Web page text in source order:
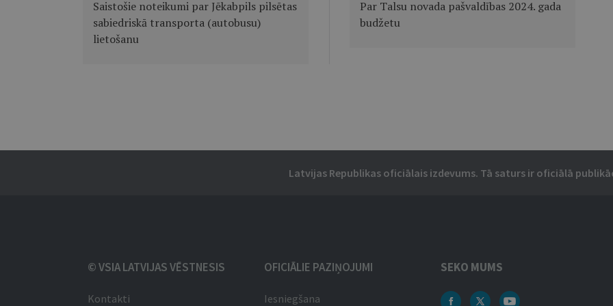
Saistošie noteikumi par Jēkabpils pilsētas
sabiedriskā transporta (autobusu)
lietošanu
Par Talsu novada pašvaldības 2024. gada
budžetu
Latvijas Republikas oficiālais izdevums. Tā saturs ir oficiālā
© VSIA LATVIJAS VĒSTNESIS
Kontakti
OFICIĀLIE PAZIŅOJUMI
Iesniegšana
SEKO MUMS